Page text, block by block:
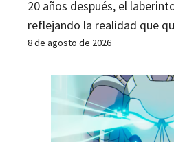
20 años después, el
reflejando la realidad que
8 de agosto de 2026